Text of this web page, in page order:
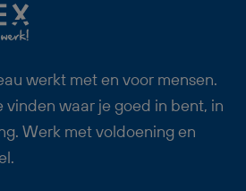
past deze functie als
Dagdienst goed
werkt met en voor mensen.
vinden waar je goed in bent, in
Werk met voldoening en